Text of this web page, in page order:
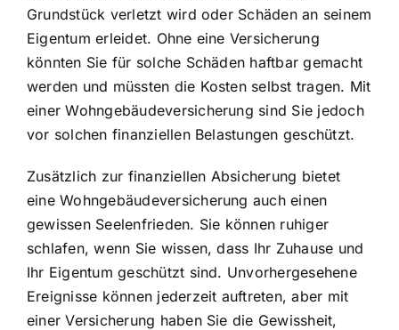
Grundstück verletzt wird oder Schäden an seinem
Eigentum erleidet. Ohne eine Versicherung
könnten Sie für solche Schäden haftbar gemacht
werden und müssten die Kosten selbst tragen. Mit
einer Wohngebäudeversicherung sind Sie jedoch
vor solchen finanziellen Belastungen geschützt.
Zusätzlich zur finanziellen Absicherung bietet
eine Wohngebäudeversicherung auch einen
gewissen Seelenfrieden. Sie können ruhiger
schlafen, wenn Sie wissen, dass Ihr Zuhause und
Ihr Eigentum geschützt sind. Unvorhergesehene
Ereignisse können jederzeit auftreten, aber mit
einer Versicherung haben Sie die Gewissheit,